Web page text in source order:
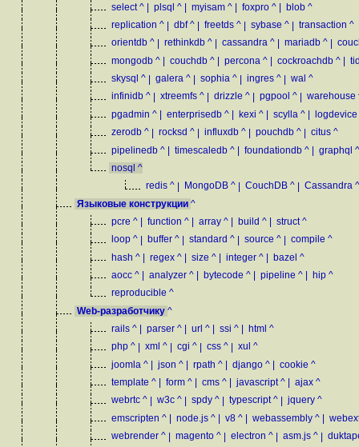
select ^ | plsql ^ | myisam ^ | foxpro ^ | blob ^
replication ^ | dbf ^ | freetds ^ | sybase ^ | transaction ^
orientdb ^ | rethinkdb ^ | cassandra ^ | mariadb ^ |
mongodb ^ | couchdb ^ | percona ^ | cockroachdb ^ |
skysql ^ | galera ^ | sophia ^ | ingres ^ | wal ^
infinidb ^ | xtreemfs ^ | drizzle ^ | pgpool ^ | warehouse
pgadmin ^ | enterprisedb ^ | kexi ^ | scylla ^ | logdevice
zerodb ^ | rocksd ^ | influxdb ^ | pouchdb ^ | citus ^
pipelinedb ^ | timescaledb ^ | foundationdb ^ | graphql ^
nosql ^
redis ^ | MongoDB ^ | CouchDB ^ | Cassandra ^
Языковые конструкции ^
pcre ^ | function ^ | array ^ | build ^ | struct ^
loop ^ | buffer ^ | standard ^ | source ^ | compile ^
hash ^ | regex ^ | size ^ | integer ^ | bazel ^
aocc ^ analyzer ^ bytecode ^ pipeline ^ hip ^
reproducible ^
Web-разработчику ^
rails ^ parser ^ url ^ ssi ^ html ^
php ^ | xml ^ | cgi ^ | css ^ | xul ^
joomla ^ | json ^ | rpath ^ | django ^ | cookie ^
template ^ form ^ cms ^ javascript ^ ajax ^
webrtc ^ | w3c ^ | spdy ^ | typescript ^ | jquery ^
emscripten ^ | node.js ^ | v8 ^ | webassembly ^ |
webrender ^ | magento ^ | electron ^ | asm.js ^ |